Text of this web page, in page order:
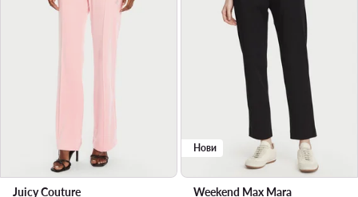
Juicy Couture
Нови
Weekend Max Mara